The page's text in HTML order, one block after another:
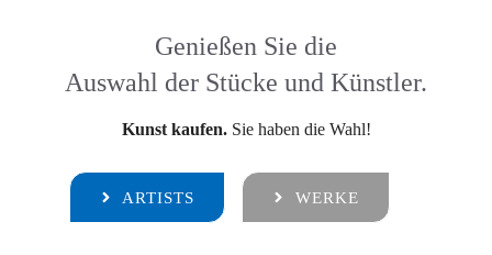
Genießen Sie die
Auswahl der Stücke und Künstler.
Kunst kaufen. Sie haben die Wahl!
ARTISTS WERKE